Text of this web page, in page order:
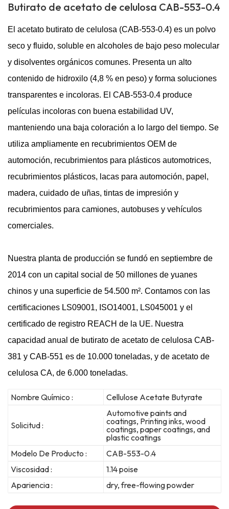
Butirato de acetato de celulosa CAB-553-0.4
El acetato butirato de celulosa (CAB-553-0.4) es un polvo
seco y fluido, soluble en alcoholes de bajo peso molecular
y disolventes orgánicos comunes. Presenta un alto
contenido de hidroxilo (4,8 % en peso) y forma soluciones
transparentes e incoloras. El CAB-553-0.4 produce
películas incoloras con buena estabilidad UV,
manteniendo una baja coloración a lo largo del tiempo. Se
utiliza ampliamente en recubrimientos OEM de
automoción, recubrimientos para plásticos automotrices,
recubrimientos plásticos, lacas para automoción, papel,
madera, cuidado de uñas, tintas de impresión y
recubrimientos para camiones, autobuses y vehículos
comerciales.
Nuestra planta de producción se fundó en septiembre de
2014 con un capital social de 50 millones de yuanes
chinos y una superficie de 54.500 m². Contamos con las
certificaciones LS09001, ISO14001, LS045001 y el
certificado de registro REACH de la UE. Nuestra
capacidad anual de butirato de acetato de celulosa CAB-
381 y CAB-551 es de 10.000 toneladas, y de acetato de
celulosa CA, de 6.000 toneladas.
Nombre Químico : Cellulose Acetate Butyrate
Solicitud :
Automotive paints and
coatings, Printing inks, wood
coatings, paper coatings, and
plastic coatings
Modelo De Producto :
CAB-553-0.4
Viscosidad :
1.14 poise
Apariencia :
dry, free-flowing powder